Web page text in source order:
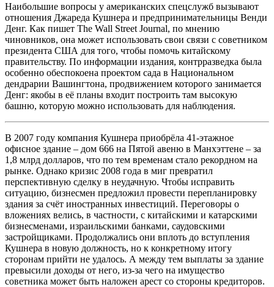
Наибольшие вопросы у американских спецслужб вызывают
отношения Джареда Кушнера и предпринимательницы Венди
Денг. Как пишет The Wall Street Journal, по мнению
чиновников, она может использовать свои связи с советником
президента США для того, чтобы помочь китайскому
правительству. По информации издания, контрразведка была
особенно обеспокоена проектом сада в Национальном
дендрарии Вашингтона, продвижением которого занимается
Денг: якобы в её планы входит построить там высокую
башню, которую можно использовать для наблюдения.
В 2007 году компания Кушнера приобрёла 41-этажное
офисное здание – дом 666 на Пятой авеню в Манхэттене – за
1,8 млрд долларов, что по тем временам стало рекордном на
рынке. Однако кризис 2008 года в миг превратил
перспективную сделку в неудачную. Чтобы исправить
ситуацию, бизнесмен предложил провести перепланировку
здания за счёт иностранных инвестиций. Переговоры о
вложениях велись, в частности, с китайскими и катарскими
бизнесменами, израильскими банками, саудовскими
застройщиками. Продолжались они вплоть до вступления
Кушнера в новую должность, но к конкретному итогу
сторонам прийти не удалось. А между тем выплаты за здание
превысили доходы от него, из-за чего на имущество
советника может быть наложен арест со стороны кредиторов.